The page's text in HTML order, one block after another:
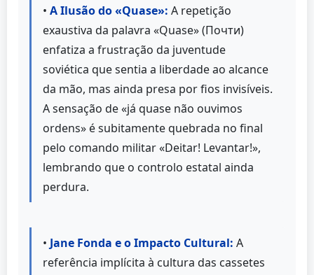
• A Ilusão do «Quase»: A repetição
exaustiva da palavra «Quase» (Почти)
enfatiza a frustração da juventude
soviética que sentia a liberdade ao alcance
da mão, mas ainda presa por fios invisíveis.
A sensação de «já quase não ouvimos
ordens» é subitamente quebrada no final
pelo comando militar «Deitar! Levantar!»,
lembrando que o controlo estatal ainda
perdura.
• Jane Fonda e o Impacto Cultural: A
referência implícita à cultura das cassetes